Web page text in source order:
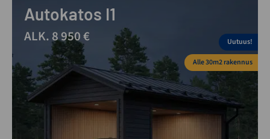
Autokatos I1
ALK. 8 950 €
Uutuus!
Alle 30m2 rakennus